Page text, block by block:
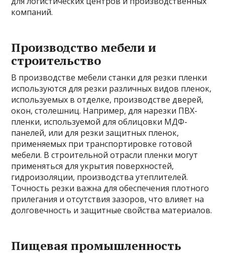
компаний.
Производство мебели и
строительство
В производстве мебели станки для резки пленки
используются для резки различных видов пленок,
используемых в отделке, производстве дверей,
окон, столешниц. Например, для нарезки ПВХ-
пленки, используемой для облицовки МДФ-
панелей, или для резки защитных пленок,
применяемых при транспортировке готовой
мебели. В строительной отрасли пленки могут
применяться для укрытия поверхностей,
гидроизоляции, производства утеплителей.
Точность резки важна для обеспечения плотного
прилегания и отсутствия зазоров, что влияет на
долговечность и защитные свойства материалов.
Пищевая промышленность